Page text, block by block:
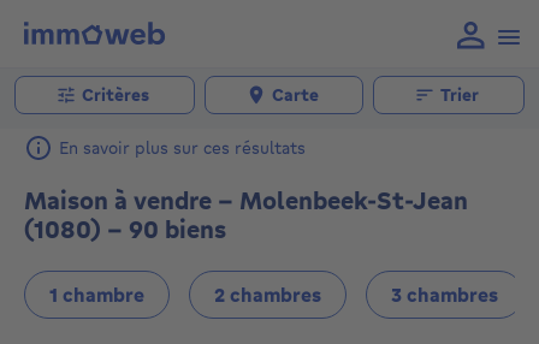
Critères Carte Trier
En savoir plus sur ces résultats
Maison à vendre - Molenbeek-St-Jean
(1080) - 90 biens
1 chambre 2 chambres 3 chambres